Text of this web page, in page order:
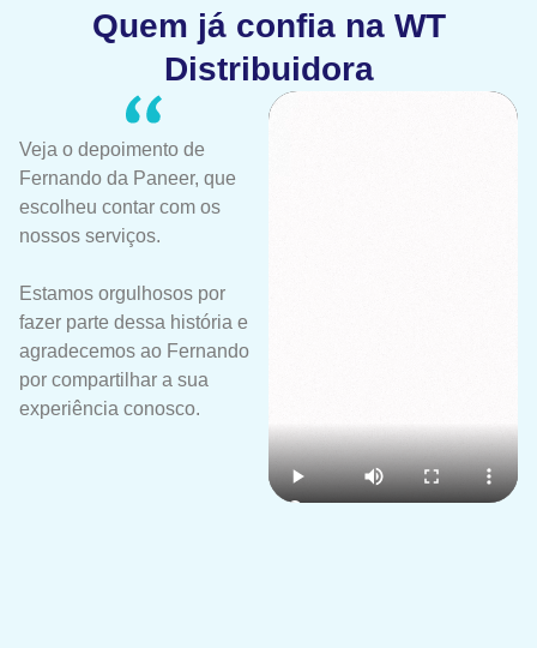
Quem já confia na WT
Distribuidora
Veja o depoimento de
Fernando da Paneer, que
escolheu contar com os
nossos serviços.
Estamos orgulhosos por
fazer parte dessa história e
agradecemos ao Fernando
por compartilhar a sua
experiência conosco.